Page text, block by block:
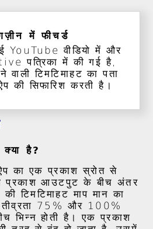
में फीचर्ड
YouTube वीडियो में और
पत्रिका में की गई है,
वाली टिमटिमाहट का पता
की सिफारिश करती है।
क्या है?
का एक प्रकाश स्रोत से
प्रकाश आउटपुट के बीच अंतर
टिमटिमाहट माप मान का
तीव्रता 75% और 100%
भिन्न होती है। एक प्रकाश